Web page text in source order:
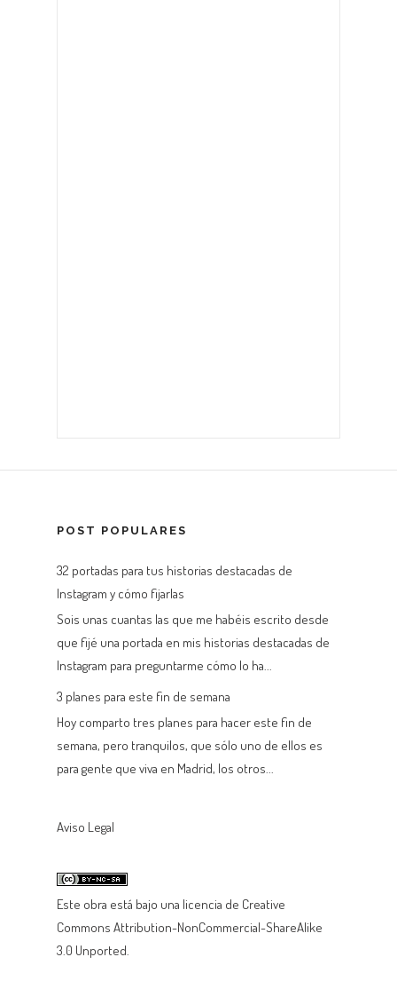
POST POPULARES
32 portadas para tus historias destacadas de
Instagram y cómo fijarlas
Sois unas cuantas las que me habéis escrito desde
que fijé una portada en mis historias destacadas de
Instagram para preguntarme cómo lo ha...
3 planes para este fin de semana
Hoy comparto tres planes para hacer este fin de
semana, pero tranquilos, que sólo uno de ellos es
para gente que viva en Madrid, los otros...
Aviso Legal
Este obra está bajo una licencia de Creative
Commons Attribution-NonCommercial-ShareAlike
3.0 Unported